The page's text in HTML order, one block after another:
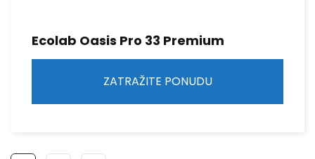
Ecolab Oasis Pro 33 Premium
ZATRAŽITE PONUDU